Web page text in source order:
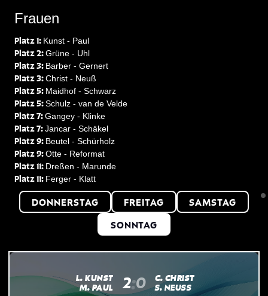
Frauen
Platz 1: Kunst - Paul
Platz 2:Grüne - Uhl
Platz 3: Barber - Gernert
Platz 3:Christ - Neuß
Platz 5: Maidhof - Schwarz
Platz 5:Schulz - van de Velde
Platz 7:Gangey - Klinke
Platz 7:Jancar - Schäkel
Platz 9: Beutel - Schürholz
Platz 9:Otte - Reformat
Platz 11: Dreßen - Marunde
Platz 11: Ferger - Klatt
DONNERSTAG FREITAG
SAMSTAG
SONNTAG
L. KUNST
M. PAUL
2:0
C. CHRIST
S. NEUSS